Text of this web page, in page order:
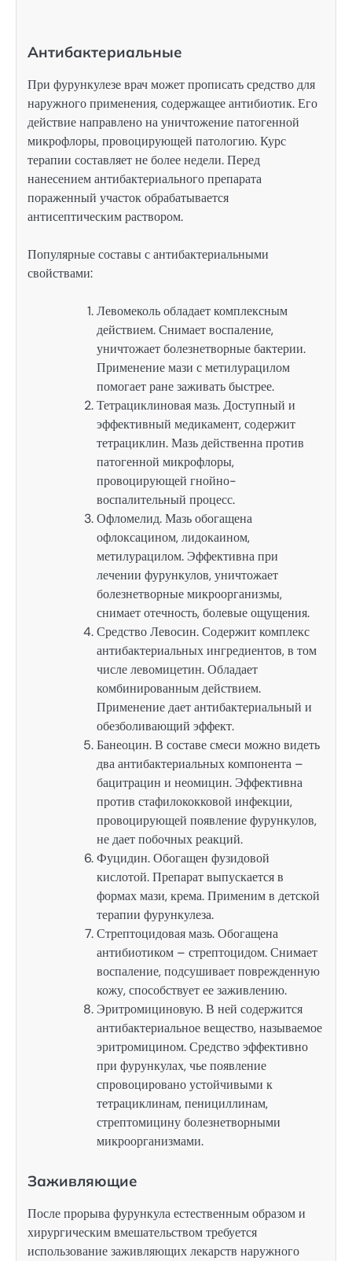
Антибактериальные
При фурункулезе врач может прописать средство для
наружного применения, содержащее антибиотик. Его
действие направлено на уничтожение патогенной
микрофлоры, провоцирующей патологию. Курс
терапии составляет не более недели. Перед
нанесением антибактериального препарата
пораженный участок обрабатывается
антисептическим раствором.
Популярные составы с антибактериальными
свойствами:
Левомеколь обладает комплексным
действием. Снимает воспаление,
уничтожает болезнетворные бактерии.
Применение мази с метилурацилом
помогает ране заживать быстрее.
Тетрациклиновая мазь. Доступный и
эффективный медикамент, содержит
тетрациклин. Мазь действенна против
патогенной микрофлоры,
провоцирующей гнойно-
воспалительный процесс.
Офломелид. Мазь обогащена
офлоксацином, лидокаином,
метилурацилом. Эффективна при
лечении фурункулов, уничтожает
болезнетворные микроорганизмы,
снимает отечность, болевые ощущения.
Средство Левосин. Содержит комплекс
антибактериальных ингредиентов, в том
числе левомицетин. Обладает
комбинированным действием.
Применение дает антибактериальный и
обезболивающий эффект.
Банеоцин. В составе смеси можно видеть
два антибактериальных компонента –
бацитрацин и неомицин. Эффективна
против стафилококковой инфекции,
провоцирующей появление фурункулов,
не дает побочных реакций.
Фуцидин. Обогащен фузидовой
кислотой. Препарат выпускается в
формах мази, крема. Применим в детской
терапии фурункулеза.
Стрептоцидовая мазь. Обогащена
антибиотиком – стрептоцидом. Снимает
воспаление, подсушивает поврежденную
кожу, способствует ее заживлению.
Эритромициновую. В ней содержится
антибактериальное вещество, называемое
эритромицином. Средство эффективно
при фурункулах, чье появление
спровоцировано устойчивыми к
тетрациклинам, пенициллинам,
стрептомицину болезнетворными
микроорганизмами.
Заживляющие
После прорыва фурункула естественным образом и
хирургическим вмешательством требуется
использование заживляющих лекарств наружного